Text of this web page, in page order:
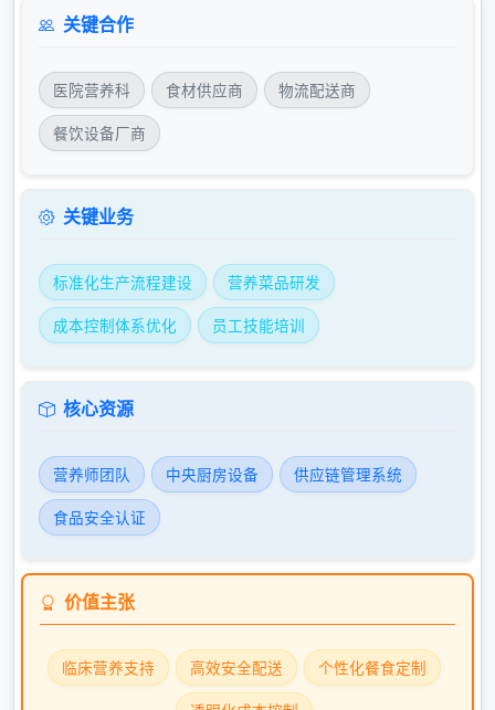
关键合作
医院营养科 食材供应商 物流配送商
餐饮设备厂商
关键业务
标准化生产流程建设 营养菜品研发
成本控制体系优化 员工技能培训
核心资源
营养师团队 中央厨房设备 供应链管理系统
食品安全认证
价值主张
临床营养支持 高效安全配送 个性化餐食定制